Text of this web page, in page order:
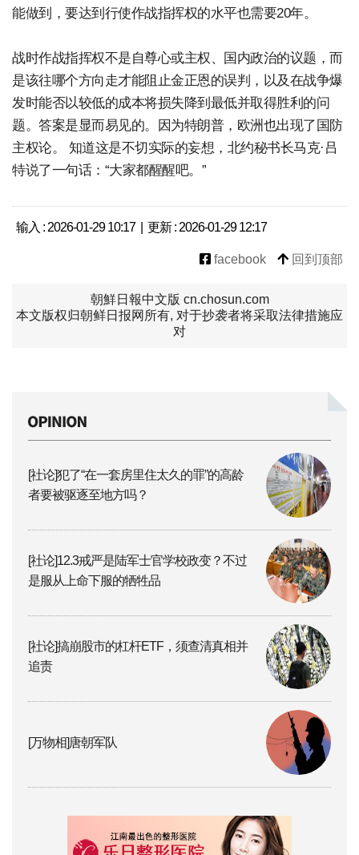
能做到，要达到行使作战指挥权的水平也需要20年。
战时作战指挥权不是自尊心或主权、国内政治的议题，而
是该往哪个方向走才能阻止金正恩的误判，以及在战争爆
发时能否以较低的成本将损失降到最低并取得胜利的问
题。答案是显而易见的。因为特朗普，欧洲也出现了国防
主权论。 知道这是不切实际的妄想，北约秘书长马克·吕
特说了一句话：“大家都醒醒吧。”
输入 : 2026-01-29 10:17 | 更新 : 2026-01-29 12:17
facebook 回到顶部
朝鮮日報中文版 cn.chosun.com
本文版权归朝鲜日报网所有, 对于抄袭者将采取法律措施应
对
[社论]犯了“在一套房里住太久的罪”的高龄
者要被驱逐至地方吗？
[社论]12.3戒严是陆军士官学校政变？不过
是服从上命下服的牺牲品
[社论]搞崩股市的杠杆ETF，须查清真相并
追责
[万物相]唐朝军队